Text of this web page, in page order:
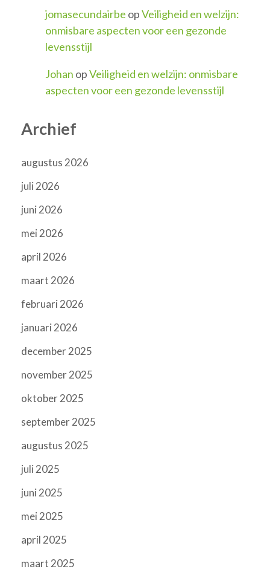
jomasecundairbe opVeiligheid en welzijn:
onmisbare aspecten voor een gezonde
levensstijl
Johan opVeiligheid en welzijn: onmisbare
aspecten voor een gezonde levensstijl
Archief
augustus 2026
juli 2026
juni 2026
mei 2026
april 2026
maart 2026
februari 2026
januari 2026
december 2025
november 2025
oktober 2025
september 2025
augustus 2025
juli 2025
juni 2025
mei 2025
april 2025
maart 2025